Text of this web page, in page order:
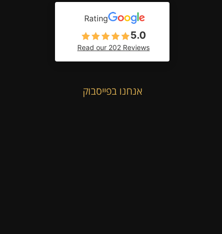
Rating
5.0
Read our 202 Reviews
אנחנו בפייסבוק